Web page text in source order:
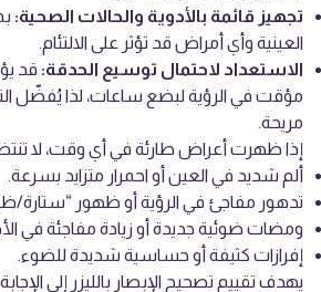
تجهيز قائمة بالأدوية والحالات الصحية:
العينية وأي أمراض قد تؤثر على الالتئام.
الاستعداد لاحتمال توسيع الحدقة: قد
مؤقت في الرؤية لبضع ساعات، لذا يُفضّل
مريحة.
إذا ظهرت أعراض طارئة في أي وقت، لا تنتظر
ألم شديد في العين أو احمرار متزايد بسرعة.
تدهور مفاجئ في الرؤية أو ظهور “ستارة/
ومضات ضوئية جديدة أو زيادة مفاجئة في
إفرازات كثيفة أو حساسية شديدة للضوء.
يهدف تقييم تصحيح الإبصار بالليزر إلى